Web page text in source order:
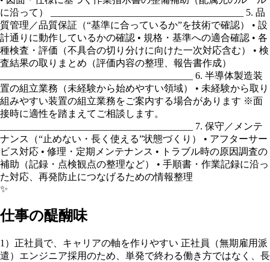
に沿って） ________________________________________ 5. 品
質管理／品質保証（“基準に合っているか”を技術で確認） • 設
計通りに動作しているかの確認 • 規格・基準への適合確認 • 各
種検査・評価（不具合の切り分けに向けた一次対応含む） • 検
査結果の取りまとめ（評価内容の整理、報告書作成）
________________________________________ 6. 半導体製造装
置の組立業務（未経験から始めやすい領域） • 未経験から取り
組みやすい装置の組立業務をご案内する場合があります ※面
接時に適性を踏まえてご相談します。
________________________________________ 7. 保守／メンテ
ナンス（“止めない・長く使える”状態づくり） • アフターサー
ビス対応 • 修理・定期メンテナンス • トラブル時の原因調査の
補助（記録・点検観点の整理など） • 手順書・作業記録に沿っ
た対応、再発防止につなげるための情報整理
✨
仕事の醍醐味
1）正社員で、キャリアの軸を作りやすい 正社員（無期雇用派
遣）エンジニア採用のため、単発で終わる働き方ではなく、長